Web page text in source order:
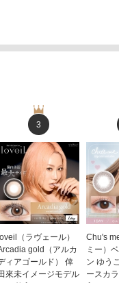
3
loveil（ラヴェール）
gold（アルカ
ィアゴールド） 倖
來未イメージモデル
Chu's
ミー）
ン ゆう
ースカ